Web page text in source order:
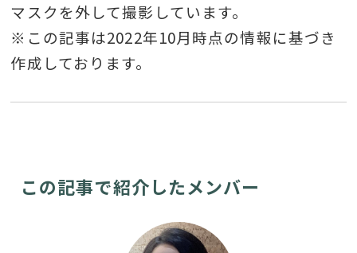
マスクを外して撮影しています。
※この記事は2022年10月時点の情報に基づき
作成しております。
この記事で紹介したメンバー